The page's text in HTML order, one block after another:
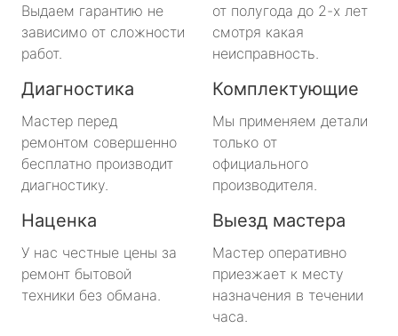
Выдаем гарантию не
зависимо от сложности
работ.
от полугода до 2-х лет
смотря какая
неисправность.
Диагностика
Мастер перед
ремонтом совершенно
бесплатно производит
диагностику.
Комплектующие
Мы применяем детали
только от
официального
производителя.
Наценка
У нас честные цены за
ремонт бытовой
техники без обмана.
Выезд мастера
Мастер оперативно
приезжает к месту
назначения в течении
часа.